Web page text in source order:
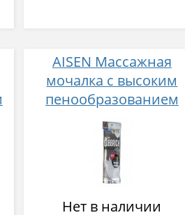
AISEN Массажная
мочалка с высоким
пенообразованием
жесткая
Нет в наличии